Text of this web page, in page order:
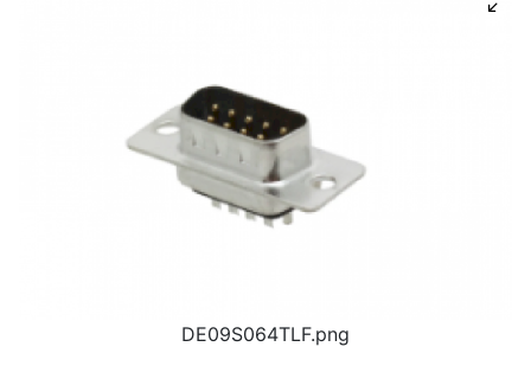
DE09S064TLF.png